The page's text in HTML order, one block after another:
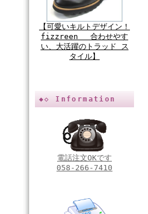
【可愛いキルトデザイン！
fizzreen 合わせやす
い、大活躍のトラッド ス
タイル】
◆◇ Information
電話注文OKです
058-266-7410